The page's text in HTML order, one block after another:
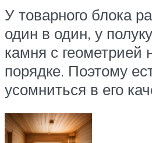
У товарного блока
один в один, у
камня с геометрией
порядке. Поэтому
усомниться в его